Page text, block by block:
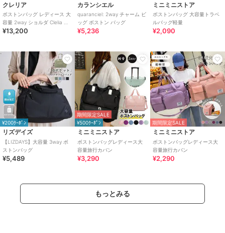
クレリア
ボストンバッグ レディース 大
容量 2way ショルダ Clelia ク
レリア CL-22571
¥13,200
カランシエル
quaranciel: 2way チャーム ビ
ッグ ボストン バッグ
¥5,236
ミニミニストア
ボストンバッグ 大容量トラベ
ルバッグ軽量
¥2,090
¥200ｸｰﾎﾟﾝ
リズデイズ
【LIZDAYS】大容量 3way ボ
ストンバッグ
¥5,489
期間限定SALE
¥500ｸｰﾎﾟﾝ
ミニミニストア
ボストンバッグレディース大
容量旅行カバン
¥3,290
期間限定SALE
ミニミニストア
ボストンバッグレディース大
容量旅行カバン
¥2,290
もっとみる